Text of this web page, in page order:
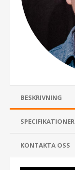
BESKRIVNING
SPECIFIKATIONER
KONTAKTA OSS